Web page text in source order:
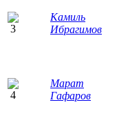
Камиль
Ибрагимов
Марат
Гафаров